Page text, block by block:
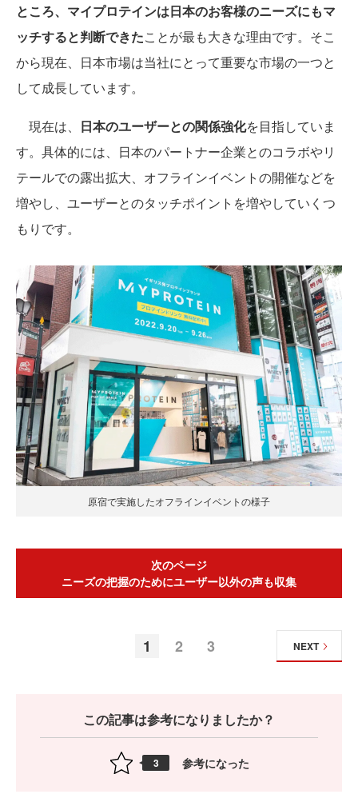
ところ、マイプロテインは日本のお客様のニーズにもマ
ッチすると判断できたことが最も大きな理由です。そこ
から現在、日本市場は当社にとって重要な市場の一つと
して成長しています。
現在は、 日本のユーザーとの関係強化を目指していま
す。具体的には、日本のパートナー企業とのコラボやリ
テールでの露出拡大、オフラインイベントの開催などを
増やし、ユーザーとのタッチポイントを増やしていくつ
もりです。
原宿で実施したオフラインイベントの様子
次のページ
ニーズの把握のためにユーザー以外の声も収集
1 2 3 NEXT
この記事は参考になりましたか？
3 参考になった